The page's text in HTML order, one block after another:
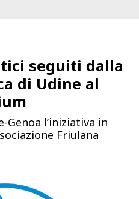
PROGRAM
CENTER
seguiti dalla
di Udine al
Genoa l’iniziativa in
Friulana